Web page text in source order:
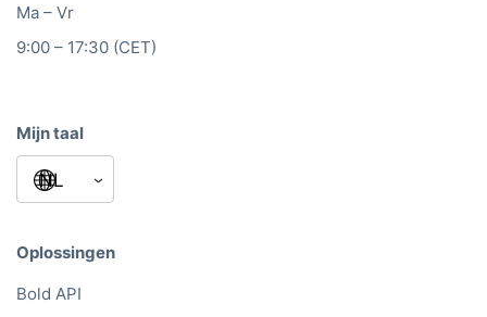
Ma – Vr
9:00 – 17:30 (CET)
Mijn taal
Oplossingen
Bold API